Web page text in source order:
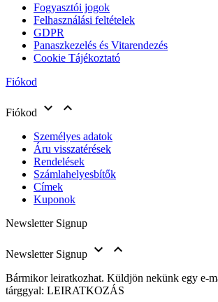
Fogyasztói jogok
Felhasználási feltételek
GDPR
Panaszkezelés és Vitarendezés
Cookie Tájékoztató
Fiókod
Fiókod  
Személyes adatok
Áru visszatérések
Rendelések
Számlahelyesbítők
Címek
Kuponok
Newsletter Signup
Newsletter Signup  
Bármikor leiratkozhat. Küldjön nekünk egy e-
tárggyal: LEIRATKOZÁS